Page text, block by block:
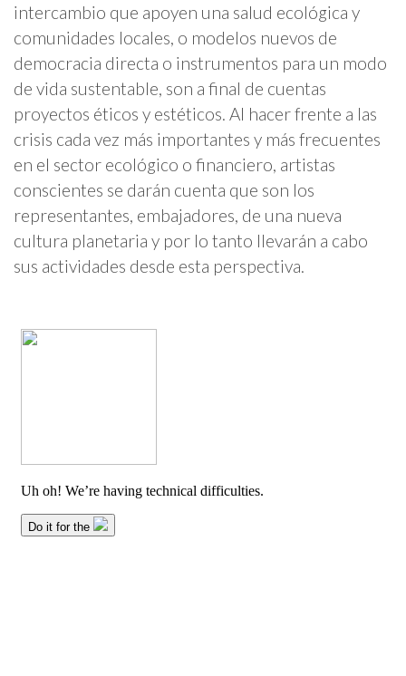
intercambio que apoyen una salud ecológica y
comunidades locales, o modelos nuevos de
democracia directa o instrumentos para un modo
de vida sustentable, son a final de cuentas
proyectos éticos y estéticos. Al hacer frente a las
crisis cada vez más importantes y más frecuentes
en el sector ecológico o financiero, artistas
conscientes se darán cuenta que son los
representantes, embajadores, de una nueva
cultura planetaria y por lo tanto llevarán a cabo
sus actividades desde esta perspectiva.